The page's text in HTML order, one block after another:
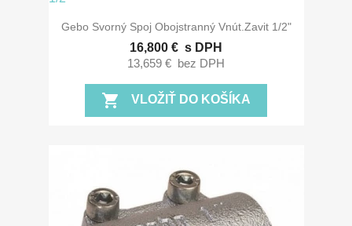
Gebo Svorný Spoj Obojstranný Vnút.zavit 1/2"
16,800 € s DPH
13,659 € bez DPH
shopping_cart VLOŽIŤ DO KOŠÍKA